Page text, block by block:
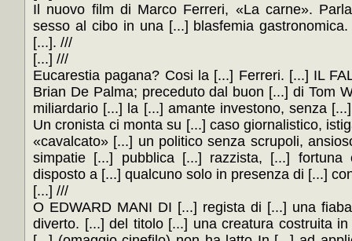
Il nuovo film di Marco Ferreri, «La carne».
sesso al cibo in una [...] blasfemia
[...]. ///
[...] ///
Eucarestia pagana? Cosi la [...] Ferreri. [...] IL
Brian De Palma; preceduto dal buon [...] di Tom
miliardario [...] la [...] amante investono, senza
Un cronista ci monta su [...] caso giornalistico,
«cavalcato» [...] un politico senza scrupoli,
simpatie [...] pubblica [...] razzista, [...]
disposto a [...] qualcuno solo in presenza di [...]
[...] ///
O EDWARD MANI DI [...] regista di [...] una
diverto. [...] del titolo [...] una creatura costruita